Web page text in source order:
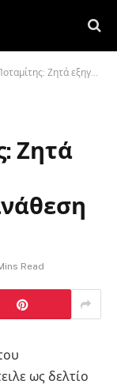
από το Επιμελητήριο για ανάθεση μελέτης.
Ζητά
Read
ως δελτίο